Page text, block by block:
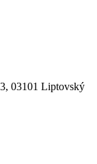
03101 Liptovský